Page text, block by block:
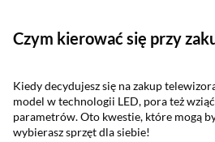
Czym kierować się przy
Kiedy decydujesz się na zakup
model w technologii LED, pora też
parametrów. Oto kwestie, które mogą
wybierasz sprzęt dla siebie!